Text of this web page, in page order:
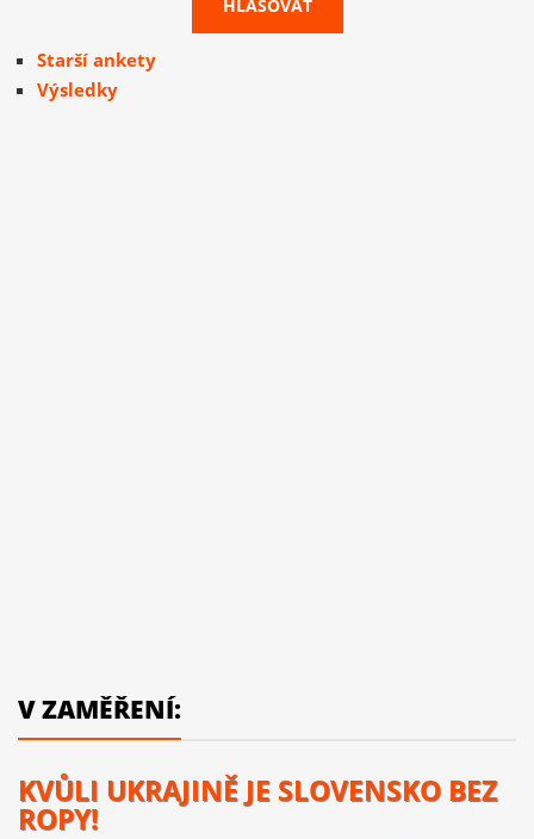
Starší ankety
Výsledky
V ZAMĚŘENÍ:
KVŮLI UKRAJINĚ JE SLOVENSKO BEZ
ROPY!